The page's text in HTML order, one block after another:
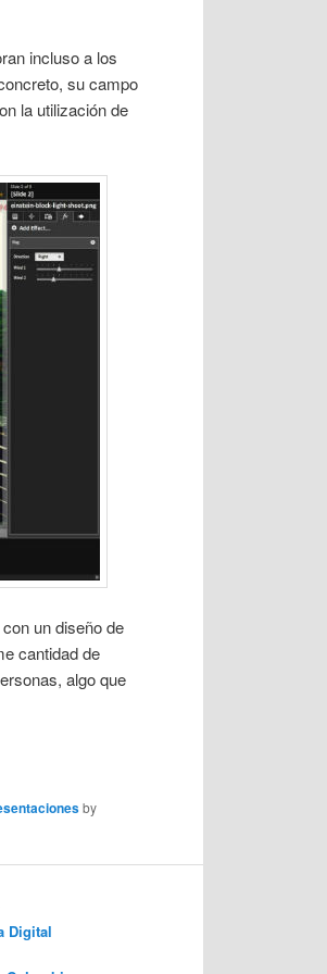
incluso a los
su campo
la utilización de
un diseño de
cantidad de
algo que
by
Digital